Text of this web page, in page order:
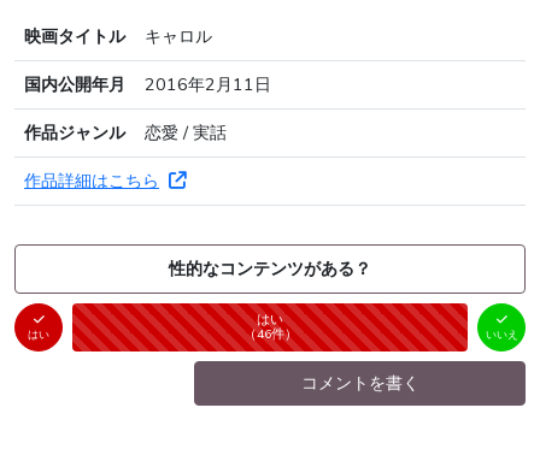
映画タイトル
キャロル
国内公開年月
2016年2月11日
作品ジャンル
恋愛 / 実話
作品詳細はこちら
性的なコンテンツがある？
はい
はい
（46件） 未投票
いいえ
（ 0件）
いいえ
コメントを書く